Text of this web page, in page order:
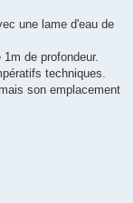
une lame d'eau de
de profondeur.
techniques.
son emplacement